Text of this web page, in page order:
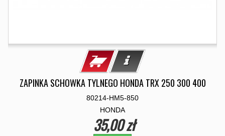
ZAPINKA SCHOWKA TYLNEGO HONDA TRX 250 300 400
80214-HM5-850
HONDA
35,00 zł